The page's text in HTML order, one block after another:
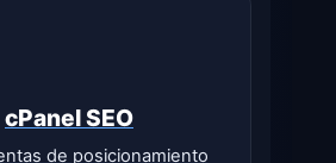
cPanel SEO
de posicionamiento